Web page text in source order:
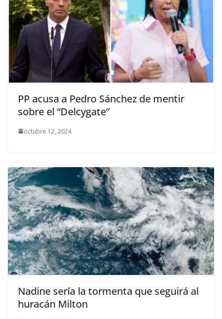
PP acusa a Pedro Sánchez de mentir
sobre el “Delcygate”
octubre 12, 2024
Nadine sería la tormenta que seguirá al
huracán Milton